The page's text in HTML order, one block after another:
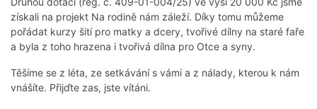
získali na projekt Na rodině nám záleží. Díky tomu můžeme
pořádat kurzy šití pro matky a dcery, tvořivé dílny na staré faře
a byla z toho hrazena i tvořivá dílna pro Otce a syny.
Těšíme se z léta, ze setkávání s vámi a z nálady, kterou k nám
vnášíte. Přijďte zas, jste vítáni.